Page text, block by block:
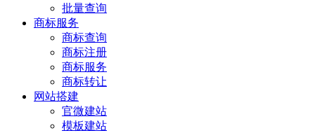
批量查询
商标服务
商标查询
商标注册
商标服务
商标转让
网站搭建
官微建站
模板建站